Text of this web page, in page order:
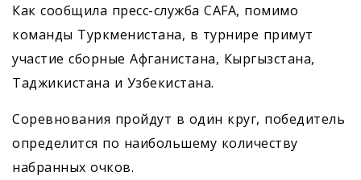
Как сообщила пресс-служба CAFA, помимо
команды Туркменистана, в турнире примут
участие сборные Афганистана, Кыргызстана,
Таджикистана и Узбекистана.
Соревнования пройдут в один круг, победитель
определится по наибольшему количеству
набранных очков.